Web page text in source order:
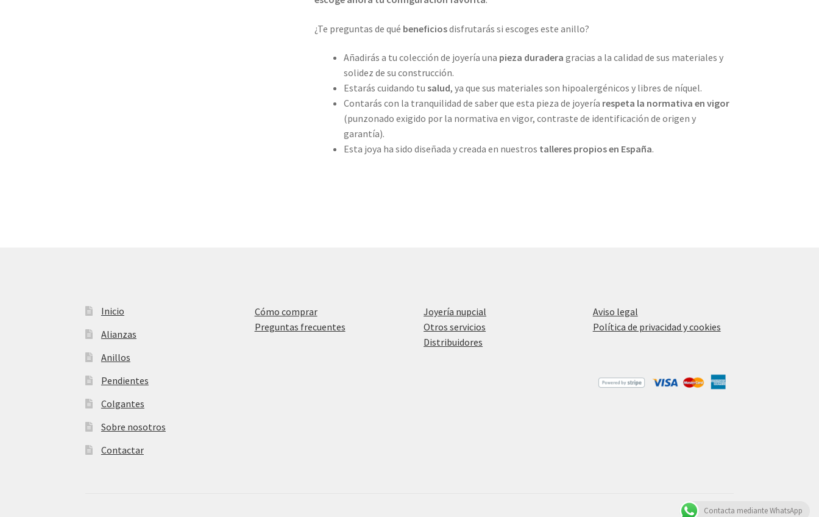
¿Te preguntas de qué beneficiosdisfrutarás si escoges este anillo?
Añadirás a tu colección de joyería una pieza duradera gracias a la calidad de sus materiales y
solidez de su construcción.
Estarás cuidando tu salud, ya que sus materiales son hipoalergénicos y libres de níquel.
Contarás con la tranquilidad de saber que esta pieza de joyería respeta la normativa en vigor
(punzonado exigido por la normativa en vigor, contraste de identificación de origen y
garantía).
Esta joya ha sido diseñada y creada en nuestros talleres propiosen España.
Inicio
Alianzas
Anillos
Pendientes
Colgantes
Sobre nosotros
Contactar
Cómo comprar
Preguntas frecuentes
Joyería nupcial
Otros servicios
Distribuidores
Aviso legal
Política de privacidad y cookies
Contacta mediante WhatsApp